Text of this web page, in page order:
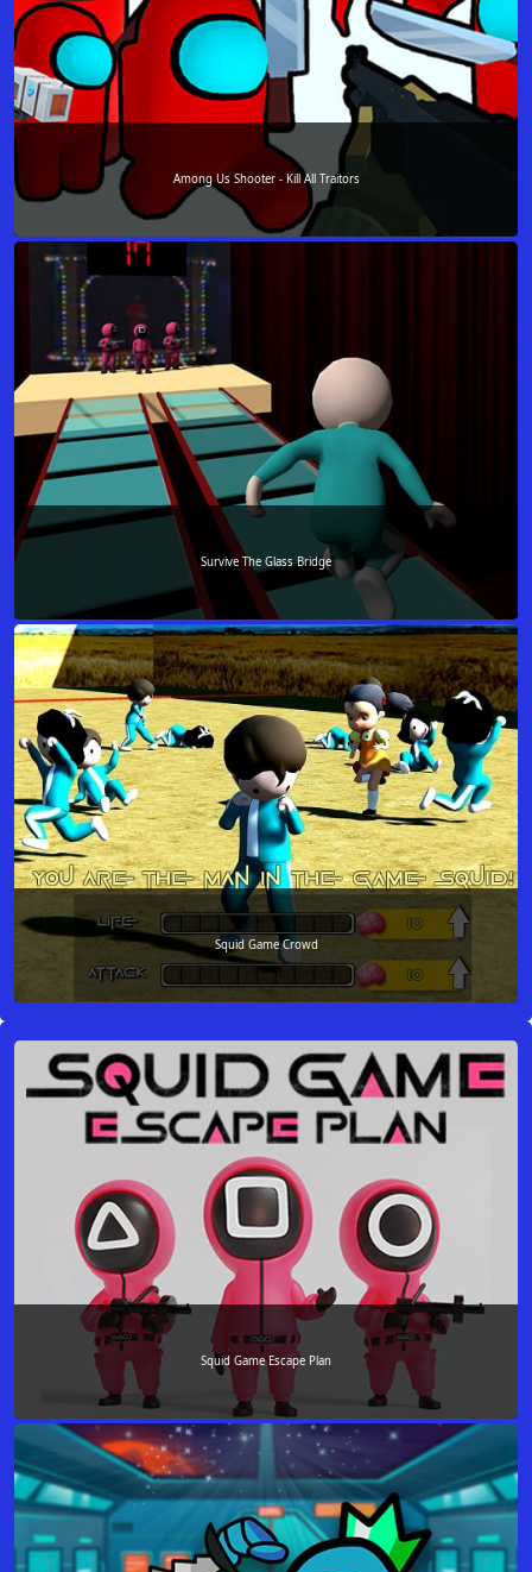
Among Us Shooter - Kill All Traitors
Survive The Glass Bridge
Squid Game Crowd
Squid Game Escape Plan